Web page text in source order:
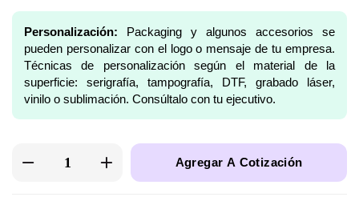
Personalización: Packaging y algunos accesorios se
pueden personalizar con el logo o mensaje de tu empresa.
Técnicas de personalización según el material de la
superficie: serigrafía, tampografía, DTF, grabado láser,
vinilo o sublimación. Consúltalo con tu ejecutivo.
Agregar A Cotización